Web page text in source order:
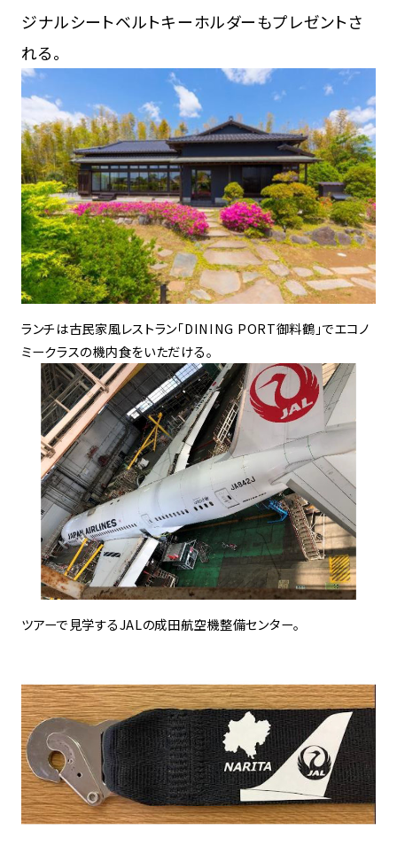
ジナルシートベルトキーホルダーもプレゼントさ
れる。
ランチは古民家風レストラン「DINING PORT御料鶴」でエコノ
ミークラスの機内食をいただける。
ツアーで見学するJALの成田航空機整備センター。